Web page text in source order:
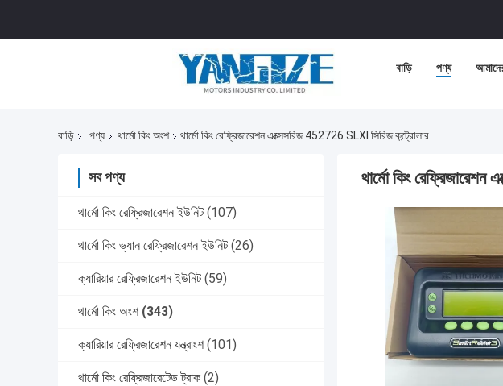
বাড়ি পণ্য
বাড়ি পণ্য থার্মো কিং অংশ থার্মো কিং রেফ্রিজারেশন এক্সেসরিজ 452726 SLXI সিরিজ কন্ট্রোলার
সব পণ্য
থার্মো কিং রেফ্রিজারেশন ইউনিট (107)
থার্মো কিং ভ্যান রেফ্রিজারেশন ইউনিট (26)
ক্যারিয়ার রেফ্রিজারেশন ইউনিট (59)
থার্মো কিং অংশ (343)
ক্যারিয়ার রেফ্রিজারেশন যন্ত্রাংশ (101)
থার্মো কিং রেফ্রিজারেটেড ট্রাক (2)
থার্মো কিং